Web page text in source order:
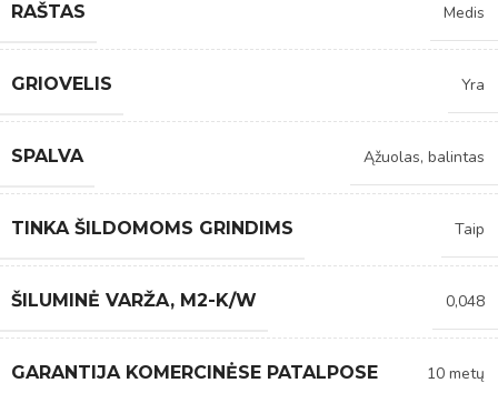
RAŠTAS Medis
GRIOVELIS Yra
SPALVA Ąžuolas, balintas
TINKA ŠILDOMOMS GRINDIMS Taip
ŠILUMINĖ VARŽA, M2-K/W 0,048
GARANTIJA KOMERCINĖSE PATALPOSE 10 metų